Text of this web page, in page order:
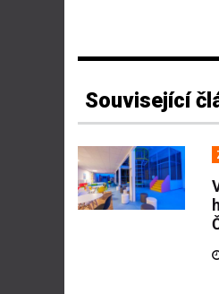
Související